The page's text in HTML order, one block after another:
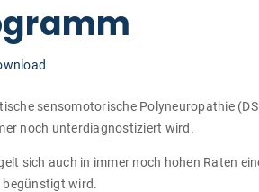
sensomotorische Polyneuropathie
noch unterdiagnostiziert wird.
sich auch in immer noch hohen Raten
begünstigt wird.